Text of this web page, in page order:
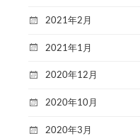
2021年2月
2021年1月
2020年12月
2020年10月
2020年3月